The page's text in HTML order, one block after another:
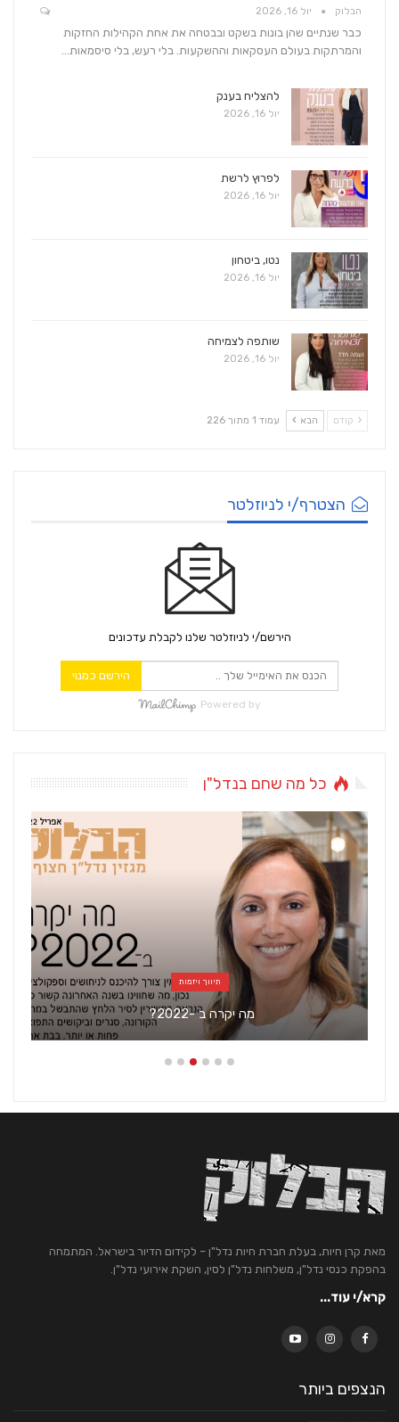
הבלוק יול 16, 2026
כבר שנתיים שהן בונות בשקט ובבטחה את אחת הקהילות החזקות
והמרתקות בעולם העסקאות וההשקעות. בלי רעש, בלי סיסמאות…
להצליח בענק
יול 16, 2026
לפרוץ לרשת
יול 16, 2026
נטו, ביטחון
יול 16, 2026
שותפה לצמיחה
יול 16, 2026
קודם הבא עמוד 1 מתוך 226
הצטרף/י לניוזלטר
הירשם/י לניוזלטר שלנו לקבלת עדכונים
הירשם כמנוי
Powered by
כל מה שחם בנדל"ן
תיווך ויזמות
מה יקרה ב -2022?
מאת קרן חיות, בעלת חברת חיות נדל"ן – לקידום הדיור בישראל. המתמחה
בהפקת כנסי נדל"ן, משלחות נדל"ן לסין, השקת אירועי נדל"ן.
קרא/י עוד...
הנצפים ביותר